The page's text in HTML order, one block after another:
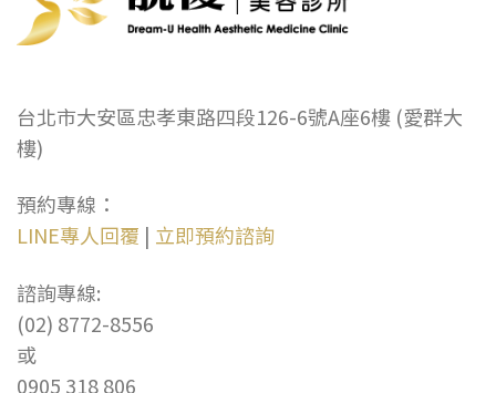
台北市大安區忠孝東路四段126-6號A座6樓 (愛群大
樓)
預約專線：
LINE專人回覆 | 立即預約諮詢
諮詢專線:
(02) 8772-8556
或
0905 318 806